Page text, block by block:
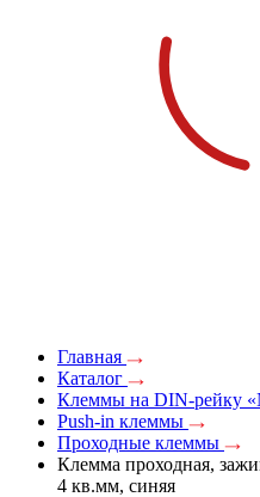
Главная
Каталог
Клеммы на DIN-рейку
Push-in клеммы
Проходные клеммы
Клемма проходная,
4 кв.мм, синяя